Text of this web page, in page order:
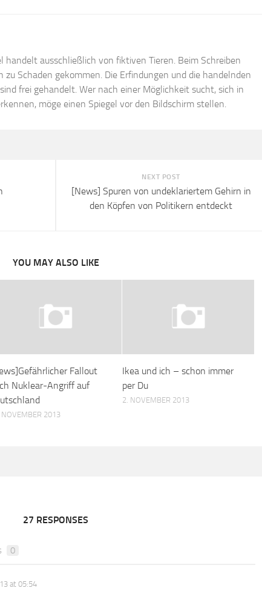
handelt ausschließlich von fiktiven Tieren. Beim Schreiben
Schaden gekommen. Die Erfindungen und die handelnden
frei gehandelt. Wer nach einer Möglichkeit sucht, sich in
möge einen Spiegel vor den Bildschirm stellen.
NEXT POST
[News] Spuren von undeklariertem Gehirn in
den Köpfen von Politikern entdeckt
YOU MAY ALSO LIKE
Fallout
Nuklear-Angriff auf
NOVEMBER 2013
Ikea und ich – schon immer
per Du
2. NOVEMBER 2013
27 RESPONSES
0
at 05:54